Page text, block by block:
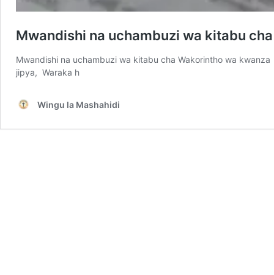
Mwandishi na uchambuzi wa kitabu
Mwandishi na uchambuzi wa kitabu cha Wakorintho wa
jipya, Waraka h
Wingu la Mashahidi